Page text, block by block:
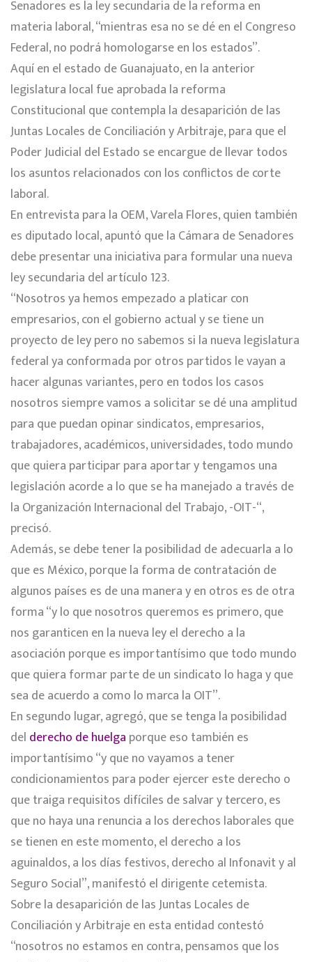
Senadores es la ley secundaria de la reforma en
materia laboral, “mientras esa no se dé en el Congreso
Federal, no podrá homologarse en los estados”.
Aquí en el estado de Guanajuato, en la anterior
legislatura local fue aprobada la reforma
Constitucional que contempla la desaparición de las
Juntas Locales de Conciliación y Arbitraje, para que el
Poder Judicial del Estado se encargue de llevar todos
los asuntos relacionados con los conflictos de corte
laboral.
En entrevista para la OEM, Varela Flores, quien también
es diputado local, apuntó que la Cámara de Senadores
debe presentar una iniciativa para formular una nueva
ley secundaria del artículo 123.
“Nosotros ya hemos empezado a platicar con
empresarios, con el gobierno actual y se tiene un
proyecto de ley pero no sabemos si la nueva legislatura
federal ya conformada por otros partidos le vayan a
hacer algunas variantes, pero en todos los casos
nosotros siempre vamos a solicitar se dé una amplitud
para que puedan opinar sindicatos, empresarios,
trabajadores, académicos, universidades, todo mundo
que quiera participar para aportar y tengamos una
legislación acorde a lo que se ha manejado a través de
la Organización Internacional del Trabajo, -OIT-“,
precisó.
Además, se debe tener la posibilidad de adecuarla a lo
que es México, porque la forma de contratación de
algunos países es de una manera y en otros es de otra
forma “y lo que nosotros queremos es primero, que
nos garanticen en la nueva ley el derecho a la
asociación porque es importantísimo que todo mundo
que quiera formar parte de un sindicato lo haga y que
sea de acuerdo a como lo marca la OIT”.
En segundo lugar, agregó, que se tenga la posibilidad
del derecho de huelga porque eso también es
importantísimo “y que no vayamos a tener
condicionamientos para poder ejercer este derecho o
que traiga requisitos difíciles de salvar y tercero, es
que no haya una renuncia a los derechos laborales que
se tienen en este momento, el derecho a los
aguinaldos, a los días festivos, derecho al Infonavit y al
Seguro Social”, manifestó el dirigente cetemista.
Sobre la desaparición de las Juntas Locales de
Conciliación y Arbitraje en esta entidad contestó
“nosotros no estamos en contra, pensamos que los